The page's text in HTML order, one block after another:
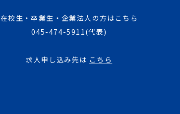
在校生・卒業生・企業法人の方はこちら
045-474-5911(代表)
求人申し込み先は こちら